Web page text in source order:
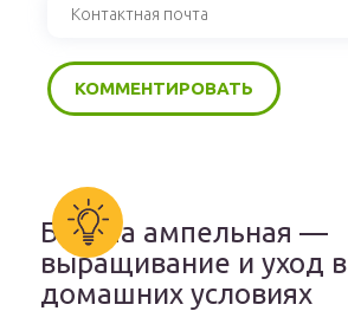
Бакопа ампельная —
выращивание и уход в
домашних условиях